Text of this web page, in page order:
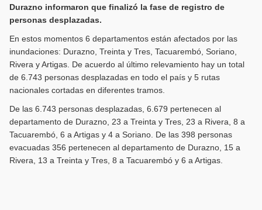
Durazno informaron que finalizó la fase de registro de
personas desplazadas.
En estos momentos 6 departamentos están afectados por las
inundaciones: Durazno, Treinta y Tres, Tacuarembó, Soriano,
Rivera y Artigas. De acuerdo al último relevamiento hay un total
de 6.743 personas desplazadas en todo el país y 5 rutas
nacionales cortadas en diferentes tramos.
De las 6.743 personas desplazadas, 6.679 pertenecen al
departamento de Durazno, 23 a Treinta y Tres, 23 a Rivera, 8 a
Tacuarembó, 6 a Artigas y 4 a Soriano. De las 398 personas
evacuadas 356 pertenecen al departamento de Durazno, 15 a
Rivera, 13 a Treinta y Tres, 8 a Tacuarembó y 6 a Artigas.